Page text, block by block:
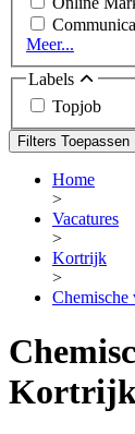
Meer...
Labels
Topjob
Filters Toepassen
Home
>
Vacatures
>
Kortrijk
>
Chemische